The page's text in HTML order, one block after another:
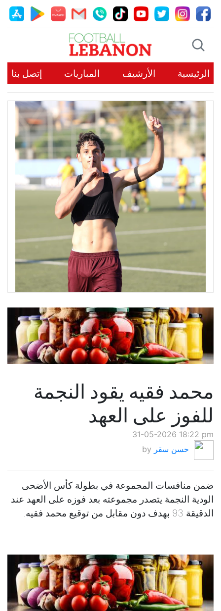
الرئيسية الأرشيف المباريات إتصل بنا
محمد فقيه يقود النجمة
للفوز على العهد
31-05-2026 18:22 pm
by حسن سقر
ضمن منافسات المجموعة في بطولة كأس الأضحى
الودية النجمة يتصدر مجموعته بعد فوزه على العهد عند
الدقيقة 93 بهدف دون مقابل من توقيع محمد فقيه.